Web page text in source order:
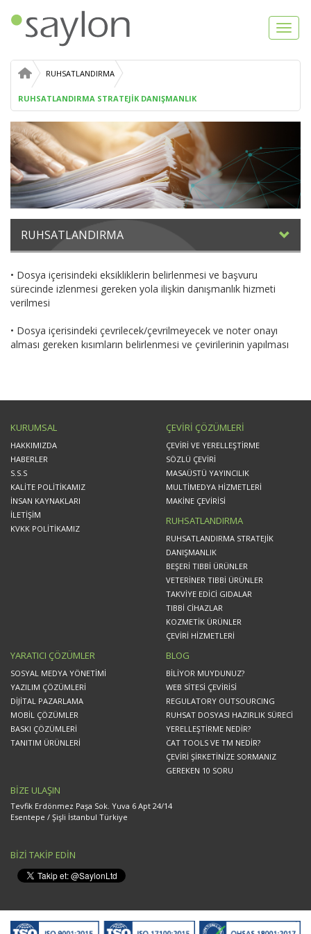
RUHSATLANDIRMA
RUHSATLANDIRMA STRATEJİK DANIŞMANLIK
RUHSATLANDIRMA
• Dosya içerisindeki eksikliklerin belirlenmesi ve başvuru
sürecinde izlenmesi gereken yola ilişkin danışmanlık hizmeti
verilmesi
• Dosya içerisindeki çevrilecek/çevrilmeyecek ve noter onayı
alması gereken kısımların belirlenmesi ve çevirilerinin yapılması
KURUMSAL
HAKKIMIZDA
HABERLER
S.S.S
KALİTE POLİTİKAMIZ
İNSAN KAYNAKLARI
İLETİŞİM
KVKK POLİTİKAMIZ
ÇEVİRİ ÇÖZÜMLERİ
ÇEVİRİ VE YERELLEŞTİRME
SÖZLÜ ÇEVİRİ
MASAÜSTÜ YAYINCILIK
MULTİMEDYA HİZMETLERİ
MAKİNE ÇEVİRİSİ
RUHSATLANDIRMA
RUHSATLANDIRMA STRATEJİK
DANIŞMANLIK
BEŞERİ TIBBİ ÜRÜNLER
VETERİNER TIBBİ ÜRÜNLER
TAKVİYE EDİCİ GIDALAR
TIBBİ CİHAZLAR
KOZMETİK ÜRÜNLER
ÇEVİRİ HİZMETLERİ
YARATICI ÇÖZÜMLER
SOSYAL MEDYA YÖNETİMİ
YAZILIM ÇÖZÜMLERİ
DİJİTAL PAZARLAMA
MOBİL ÇÖZÜMLER
BASKI ÇÖZÜMLERİ
TANITIM ÜRÜNLERİ
BLOG
BİLİYOR MUYDUNUZ?
WEB SİTESİ ÇEVİRİSİ
REGULATORY OUTSOURCING
RUHSAT DOSYASI HAZIRLIK SÜRECİ
YERELLEŞTİRME NEDİR?
CAT TOOLS VE TM NEDİR?
ÇEVİRİ ŞİRKETİNİZE SORMANIZ
GEREKEN 10 SORU
BİZE ULAŞIN
Tevfik Erdönmez Paşa Sok. Yuva 6 Apt 24/14
Esentepe / Şişli İstanbul Türkiye
BİZİ TAKİP EDİN